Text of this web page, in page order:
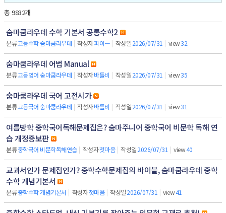
총 9832개
숨마쿰라우데 수학 기본서 공통수학2
분류고등수학 숨마쿰라우데 | 작성자피이ㅡ | 작성일2026/07/31 | view32
숨마쿰라우데 어법 Manual
분류고등영어 숨마쿰라우데 | 작성자바틀비 | 작성일2026/07/31 | view35
숨마쿰라우데 국어 고전시가
분류고등국어 숨마쿰라우데 | 작성자바틀비 | 작성일2026/07/31 | view31
여름방학 중학국어독해문제집은? 숨마주니어 중학국어 비문학 독해 연
습 개정증보판
분류중학국어 비문학독해연습 | 작성자첫마음 | 작성일2026/07/31 | view40
교과서인가 문제집인가? 중학수학문제집의 바이블, 숨마쿰라우데 중학
수학 개념기본서
분류중학수학 개념기본서 | 작성자첫마음 | 작성일2026/07/31 | view41